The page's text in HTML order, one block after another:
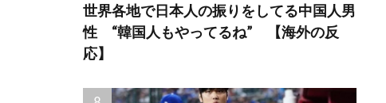
世界各地で日本人の振りをしてる中国人男
性 “韓国人もやってるね” 【海外の反
応】